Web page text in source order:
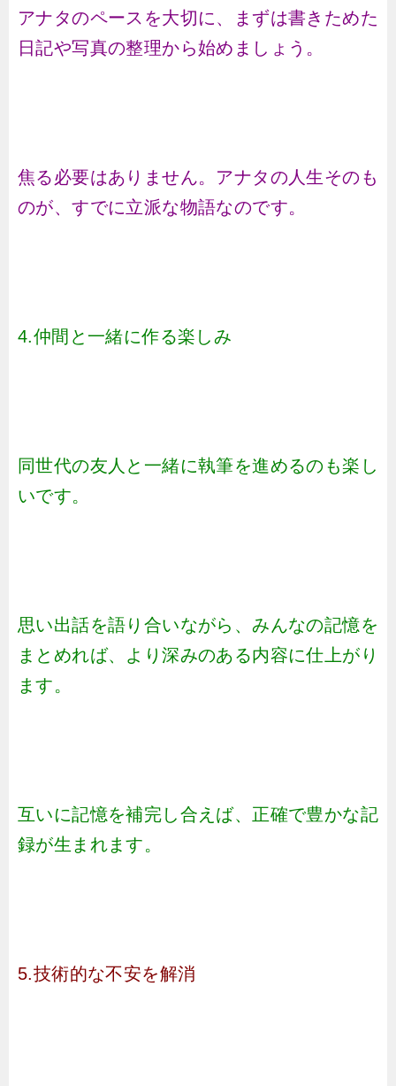
アナタのペースを大切に、まずは書きためた
日記や写真の整理から始めましょう。
焦る必要はありません。アナタの人生そのも
のが、すでに立派な物語なのです。
4.仲間と一緒に作る楽しみ
同世代の友人と一緒に執筆を進めるのも楽し
いです。
思い出話を語り合いながら、みんなの記憶を
まとめれば、より深みのある内容に仕上がり
ます。
互いに記憶を補完し合えば、正確で豊かな記
録が生まれます。
5.技術的な不安を解消